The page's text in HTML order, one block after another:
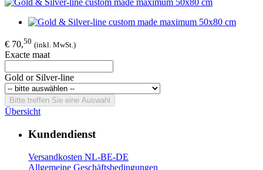
€ 70,50 (inkl. MwSt.)
Exacte maat
Gold or Silver-line
Bitte treffen Sie eine Auswahl
Übersicht
Kundendienst
Versandkosten NL-BE-DE
Allgemeine Geschäftsbedingungen